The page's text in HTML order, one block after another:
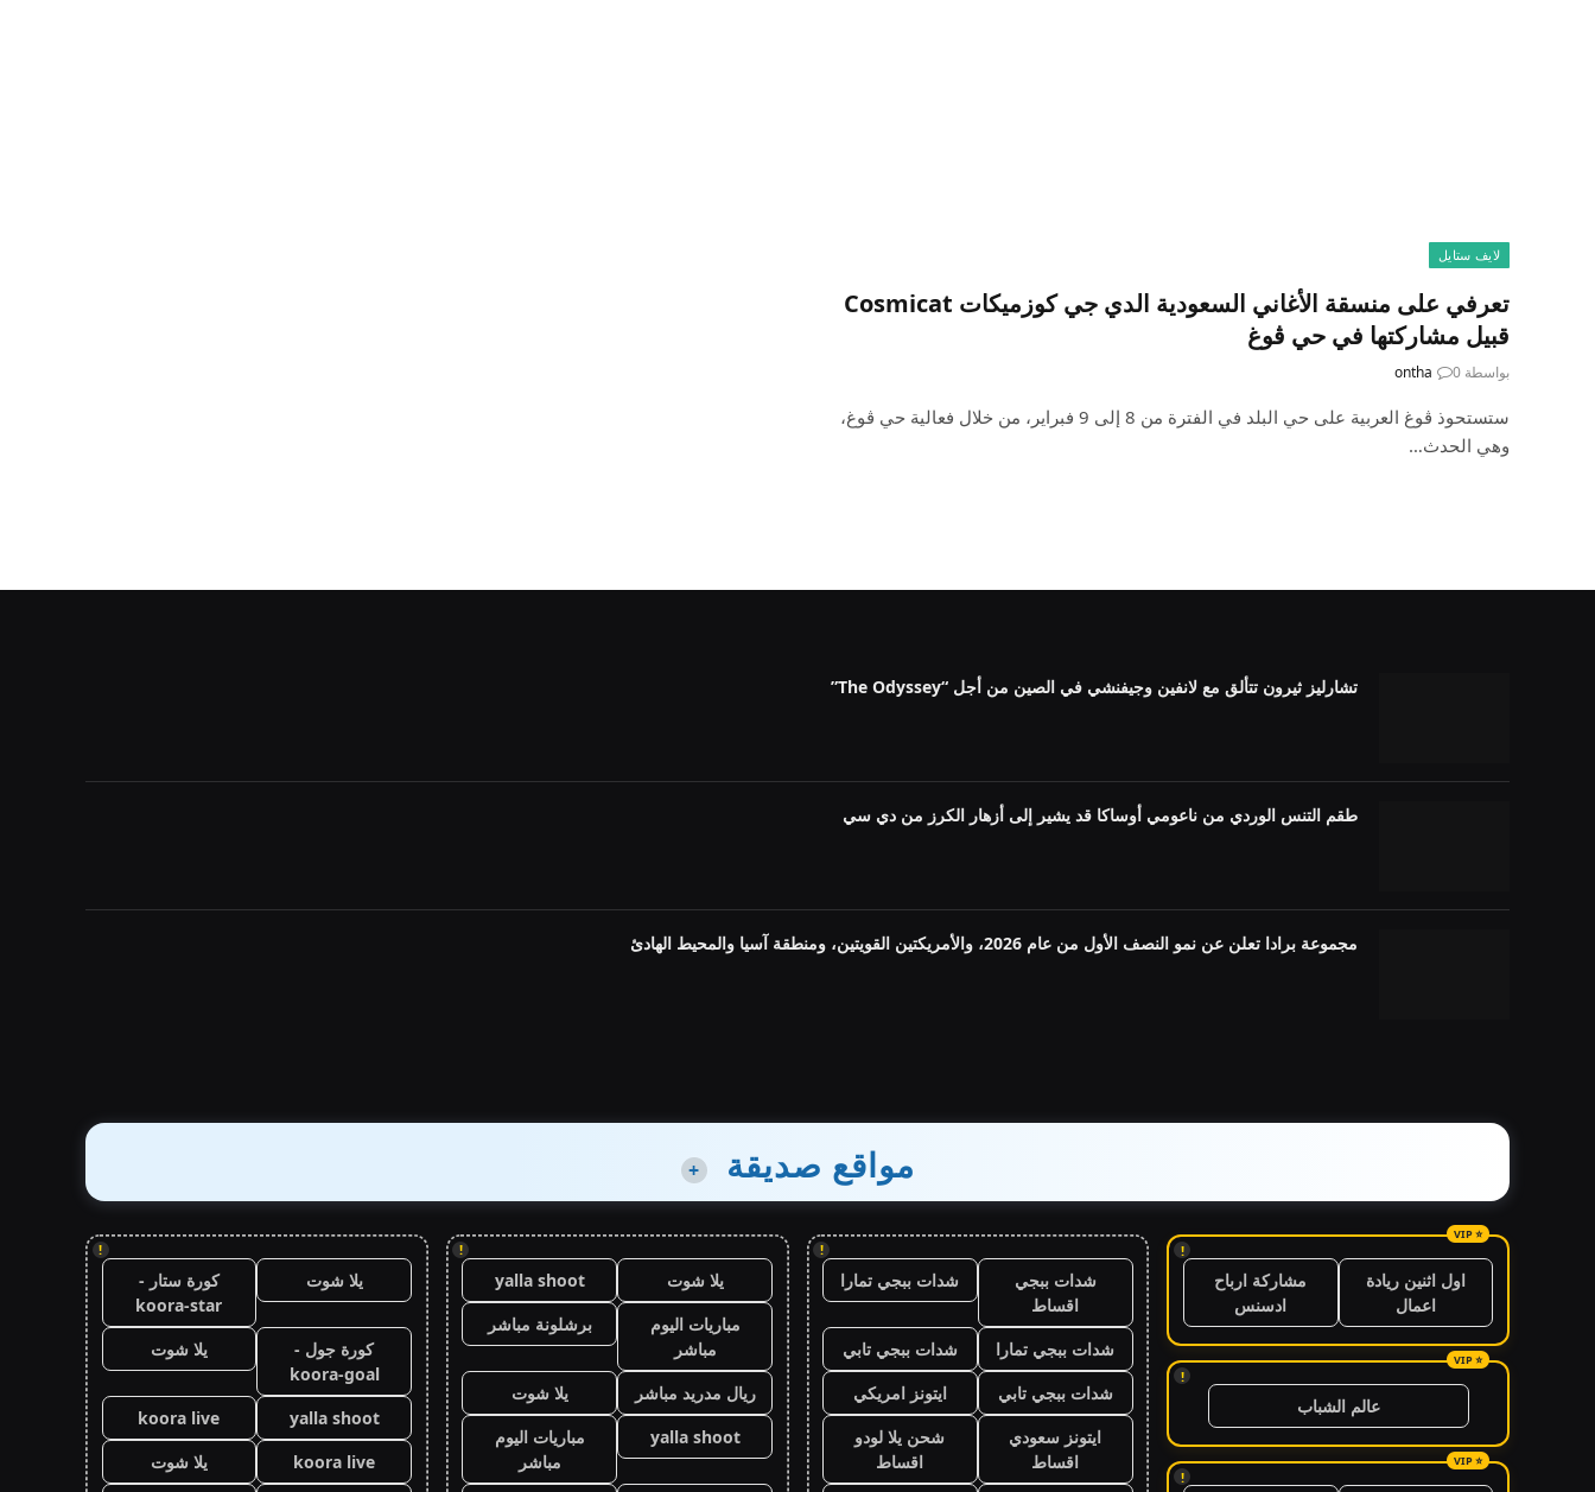
لايف ستايل
تعرفي على منسقة الأغاني السعودية الدي جي كوزميكات Cosmicat
قبيل مشاركتها في حي ڤوغ
بواسطة ontha 0
ستستحوذ ڤوغ العربية على حي البلد في الفترة من 8 إلى 9 فبراير، من خلال فعالية حي ڤوغ،
وهي الحدث…
تشارليز ثيرون تتألق مع لانفين وجيفنشي في الصين من أجل “The Odyssey”
طقم التنس الوردي من ناعومي أوساكا قد يشير إلى أزهار الكرز من دي سي
مجموعة برادا تعلن عن نمو النصف الأول من عام 2026، والأمريكتين القويتين، ومنطقة آسيا والمحيط الهادئ
مواقع صديقة +
!
اول اثنين ريادة
اعمال
مشاركة ارباح
ادسنس
!
عالم الشباب
!
!
شدات ببجي
اقساط
شدات ببجي تمارا
شدات ببجي تمارا
شدات ببجي تابي
شدات ببجي تابي
ايتونز امريكي
ايتونز سعودي
اقساط
شحن يلا لودو
اقساط
!
يلا شوت
yalla shoot
مباريات اليوم
مباشر
برشلونة مباشر
ريال مدريد مباشر
يلا شوت
yalla shoot
مباريات اليوم
مباشر
!
يلا شوت
كورة ستار -
koora-star
كورة جول -
koora-goal
يلا شوت
yalla shoot
koora live
koora live
يلا شوت